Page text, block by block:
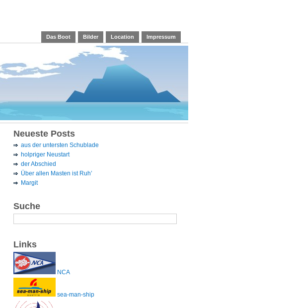
Das Boot Bilder Location Impressum
Neueste Posts
aus der untersten Schublade
holpriger Neustart
der Abschied
Über allen Masten ist Ruh’
Margit
Suche
Links
NCA
sea-man-ship